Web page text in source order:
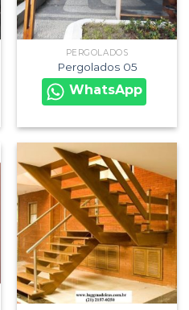
PERGOLADOS
Pergolados 05
WhatsApp